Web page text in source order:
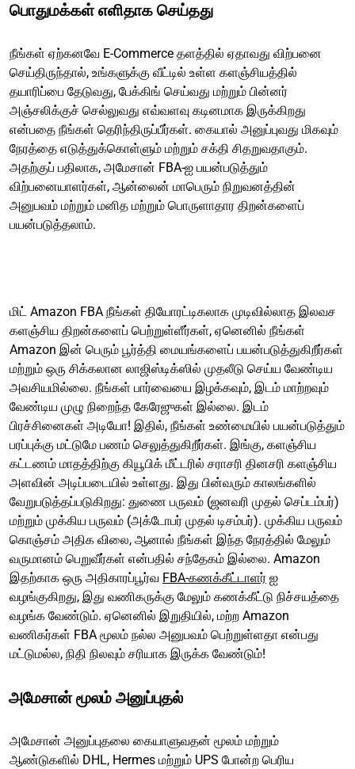
பொதுமக்கள் எளிதாக செய்தது
நீங்கள் ஏற்கனவே E-Commerce தளத்தில் ஏதாவது விற்பனை
செய்திருந்தால், உங்களுக்கு வீட்டில் உள்ள களஞ்சியத்தில்
தயாரிப்பை தேடுவது, பேக்கிங் செய்வது மற்றும் பின்னர்
அஞ்சலிக்குச் செல்லுவது எவ்வளவு கடினமாக இருக்கிறது
என்பதை நீங்கள் தெரிந்திருப்பீர்கள். கையால் அனுப்புவது மிகவும்
நேரத்தை எடுத்துக்கொள்ளும் மற்றும் சக்தி சிதறுவதாகும்.
அதற்குப் பதிலாக, அமேசான் FBA-ஐ பயன்படுத்தும்
விற்பனையாளர்கள், ஆன்லைன் மாபெரும் நிறுவனத்தின்
அனுபவம் மற்றும் மனித மற்றும் பொருளாதார திறன்களைப்
பயன்படுத்தலாம்.
மிட் Amazon FBA நீங்கள் தியோரட்டிகலாக முடிவில்லாத இலவச
களஞ்சிய திறன்களைப் பெற்றுள்ளீர்கள், ஏனெனில் நீங்கள்
Amazon இன் பெரும் பூர்த்தி மையங்களைப் பயன்படுத்துகிறீர்கள்
மற்றும் ஒரு சிக்கலான லாஜிஸ்டிக்ஸில் முதலீடு செய்ய வேண்டிய
அவசியமில்லை. நீங்கள் பார்வையை இழக்கவும், இடம் மாற்றவும்
வேண்டிய முழு நிறைந்த கேரேஜுகள் இல்லை. இடம்
பிரச்சினைகள் அடியோ! இதில், நீங்கள் உண்மையில் பயன்படுத்தும்
பரப்புக்கு மட்டுமே பணம் செலுத்துகிறீர்கள். இங்கு, களஞ்சிய
கட்டணம் மாதத்திற்கு கியூபிக் மீட்டரில் சராசரி தினசரி களஞ்சிய
அளவின் அடிப்படையில் உள்ளது. இது பின்வரும் காலங்களில்
வேறுபடுத்தப்படுகிறது: துணை பருவம் (ஜனவரி முதல் செப்டம்பர்)
மற்றும் முக்கிய பருவம் (அக்டோபர் முதல் டிசம்பர்). முக்கிய பருவம்
கொஞ்சம் அதிக விலை, ஆனால் நீங்கள் இந்த நேரத்தில் மேலும்
வருமானம் பெறுவீர்கள் என்பதில் சந்தேகம் இல்லை. Amazon
இதற்காக ஒரு அதிகாரப்பூர்வ FBA-கணக்கீட்டாளர் ஐ
வழங்குகிறது, இது வணிகருக்கு மேலும் கணக்கீட்டு நிச்சயத்தை
வழங்க வேண்டும். ஏனெனில் இறுதியில், மற்ற Amazon
வணிகர்கள் FBA மூலம் நல்ல அனுபவம் பெற்றுள்ளதா என்பது
மட்டுமல்ல, நிதி நிலவும் சரியாக இருக்க வேண்டும்!
அமேசான் மூலம் அனுப்புதல்
அமேசான் அனுப்புதலை கையாளுவதன் மூலம் மற்றும்
ஆண்டுகளில் DHL, Hermes மற்றும் UPS போன்ற பெரிய